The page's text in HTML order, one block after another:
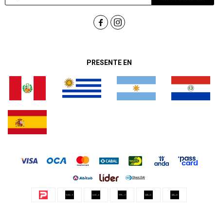
PRESENTE EN
 